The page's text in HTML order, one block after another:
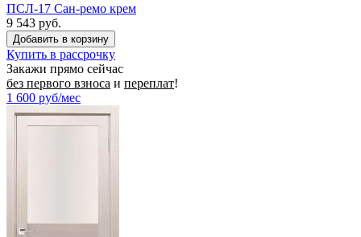
ПСЛ-17 Сан-ремо крем
9 543 руб.
Купить в рассрочку
Закажи прямо сейчас
без первого взноса и переплат!
1 600 руб/мес